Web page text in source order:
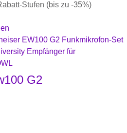
Stufen (bis zu -35%)
G2